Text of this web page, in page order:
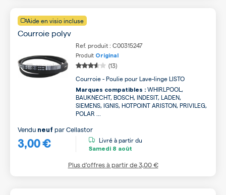
Aide en visio incluse
Courroie polyv
Ref. produit : C00315247
Produit Original
(13)
Courroie - Poulie pour Lave-linge LISTO
Marques compatibles : WHIRLPOOL,
BAUKNECHT, BOSCH, INDESIT, LADEN,
SIEMENS, IGNIS, HOTPOINT ARISTON, PRIVILEG,
POLAR ...
3,00 €
Vendu neuf parCellastor
Livré à partir du
Samedi 8 août
Plus d’offres à partir de3,00 €